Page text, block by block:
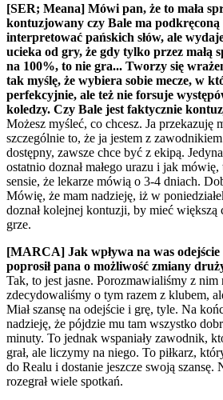
[SER; Meana] Mówi pan, że to mała
kontuzjowany czy Bale ma podkręconą
interpretować pańskich słów, ale
ucieka od gry, że gdy tylko przez małą
na 100%, to nie gra... Tworzy się
tak myślę, że wybiera sobie mecze, w
perfekcyjnie, ale też nie forsuje
koledzy. Czy Bale jest faktycznie
Możesz myśleć, co chcesz. Ja przekazuję
szczególnie to, że ja jestem z
dostępny, zawsze chce być z ekipą.
ostatnio doznał małego urazu i jak
sensie, że lekarze mówią o 3-4 dniach.
Mówię, że mam nadzieję, iż w
doznał kolejnej kontuzji, by mieć większą
grze.
[MARCA] Jak wpływa na was
poprosił pana o możliwość zmiany
Tak, to jest jasne. Porozmawialiśmy z nim
zdecydowaliśmy o tym razem z klubem,
Miał szansę na odejście i grę, tyle. Na
nadzieję, że pójdzie mu tam wszystko
minuty. To jednak wspaniały zawodnik,
grał, ale liczymy na niego. To piłkarz,
do Realu i dostanie jeszcze swoją szansę.
rozegrał wiele spotkań.